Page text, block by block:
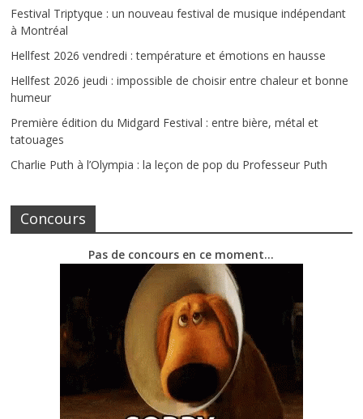
Festival Triptyque : un nouveau festival de musique indépendant
à Montréal
Hellfest 2026 vendredi : température et émotions en hausse
Hellfest 2026 jeudi : impossible de choisir entre chaleur et bonne
humeur
Première édition du Midgard Festival : entre bière, métal et
tatouages
Charlie Puth à l’Olympia : la leçon de pop du Professeur Puth
Concours
Pas de concours en ce moment…